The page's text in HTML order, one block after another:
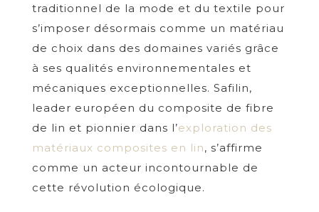
traditionnel de la mode et du textile pour
s’imposer désormais comme un matériau
de choix dans des domaines variés grâce
à ses qualités environnementales et
mécaniques exceptionnelles. Safilin,
leader européen du composite de fibre
de lin et pionnier dans l’exploration des
matériaux composites en lin, s’affirme
comme un acteur incontournable de
cette révolution écologique.